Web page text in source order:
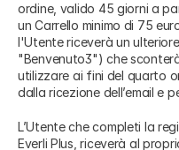
ordine, valido 45 giorni a
un Carrello minimo di 75
l'Utente riceverà un
"Benvenuto3") che
utilizzare ai fini del quarto
dalla ricezione dell’email e
L’Utente che completi la
Everli Plus, riceverà al